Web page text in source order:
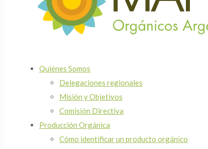
Quiénes Somos
Delegaciones regionales
Misión y Objetivos
Comisión Directiva
Producción Orgánica
Cómo identificar un producto orgánico